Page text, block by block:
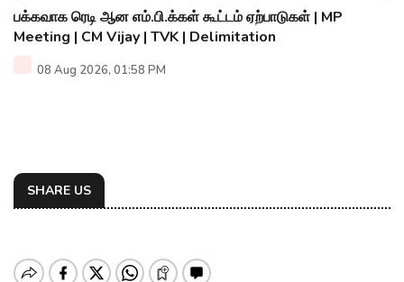
பக்கவாக ரெடி ஆன எம்.பி.க்கள் கூட்டம் ஏற்பாடுகள் | MP
Meeting | CM Vijay | TVK | Delimitation
08 Aug 2026, 01:58 PM
SHARE US